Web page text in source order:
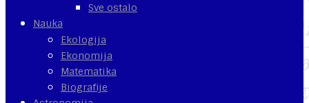
Sve ostalo
Nauka
Ekologija
Ekonomija
Matematika
Biografije